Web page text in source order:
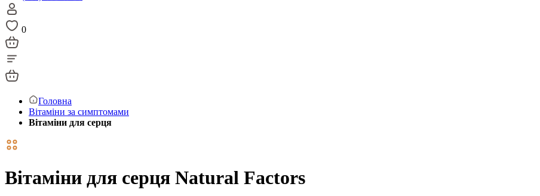
0
Головна
Вітаміни за симптомами
Вітаміни для серця
Вітаміни для серця Natural Factors